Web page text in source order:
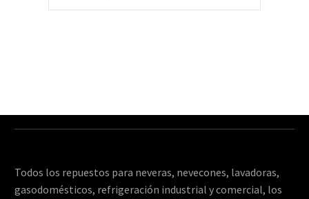
Todos los repuestos para neveras, nevecones, lavadoras,
gasodomésticos, refrigeración industrial y comercial, los